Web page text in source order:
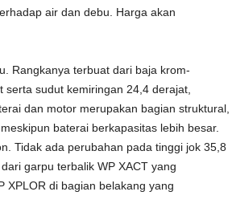
air dan debu. Harga akan
Rangkanya terbuat dari baja krom-
sudut kemiringan 24,4 derajat,
dan motor merupakan bagian struktural,
baterai berkapasitas lebih besar.
Tidak ada perubahan pada tinggi jok 35,8
garpu terbalik WP XACT yang
XPLOR di bagian belakang yang